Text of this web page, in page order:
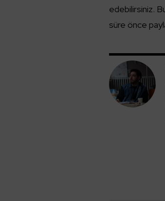
edebilirsiniz.
süre önce